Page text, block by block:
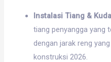
Instalasi Tiang &
tiang penyangga yang
dengan jarak reng
konstruksi 2026.